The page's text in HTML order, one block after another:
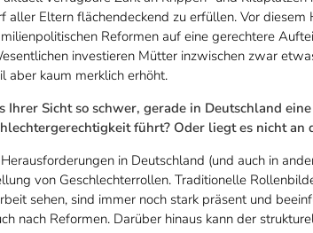
aller Eltern flächendeckend zu erfüllen. Vor
Reformen auf eine gerechtere
investieren Mütter inzwischen zwar
aber kaum merklich erhöht.
Ihrer Sicht so schwer, gerade in Deutschland
führt? Oder liegt es nicht an
in Deutschland (und auch in
von Geschlechterrollen. Traditionelle
sehen, sind immer noch stark präsent und
nach Reformen. Darüber hinaus kann der